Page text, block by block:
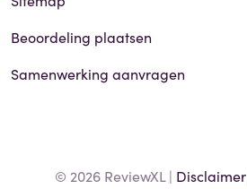
Beoordeling plaatsen
Samenwerking aanvragen
© 2026 ReviewXL | Disclaimer